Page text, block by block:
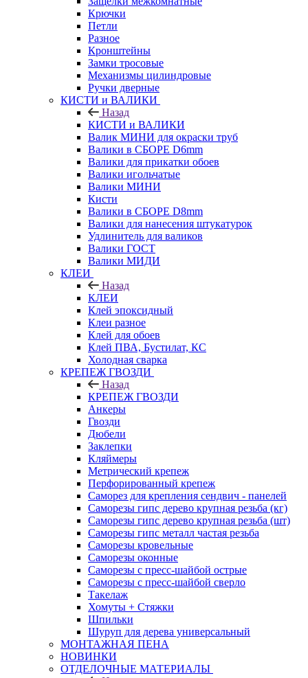
Крючки
Петли
Разное
Кронштейны
Замки тросовые
Механизмы цилиндровые
Ручки дверные
КИСТИ и ВАЛИКИ
Назад
КИСТИ и ВАЛИКИ
Валик МИНИ для окраски труб
Валики в СБОРЕ D6mm
Валики для прикатки обоев
Валики игольчатые
Валики МИНИ
Кисти
Валики в СБОРЕ D8mm
Валики для нанесения штукатурок
Удлинитель для валиков
Валики ГОСТ
Валики МИДИ
КЛЕИ
Назад
КЛЕИ
Клей эпоксидный
Клеи разное
Клей для обоев
Клей ПВА, Бустилат, КС
Холодная сварка
КРЕПЕЖ ГВОЗДИ
Назад
КРЕПЕЖ ГВОЗДИ
Анкеры
Гвозди
Дюбели
Заклепки
Кляймеры
Метрический крепеж
Перфорированный крепеж
Саморез для крепления сендвич - панелей
Саморезы гипс дерево крупная резьба (кг)
Саморезы гипс дерево крупная резьба (шт)
Саморезы гипс металл частая резьба
Саморезы кровельные
Саморезы оконные
Саморезы с пресс-шайбой острые
Саморезы с пресс-шайбой сверло
Такелаж
Хомуты + Стяжки
Шпильки
Шуруп для дерева универсальный
МОНТАЖНАЯ ПЕНА
НОВИНКИ
ОТДЕЛОЧНЫЕ МАТЕРИАЛЫ